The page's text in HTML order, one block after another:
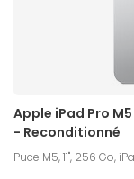
Apple iPad Pro
- Reconditionné
Puce M5, 11", 256 Go,